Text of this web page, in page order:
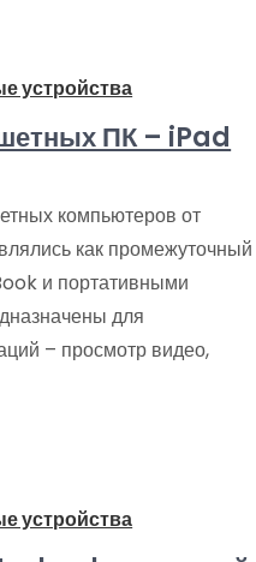
устройства
ПК – iPad
компьютеров от
как промежуточный
и портативными
для
– просмотр видео,
устройства